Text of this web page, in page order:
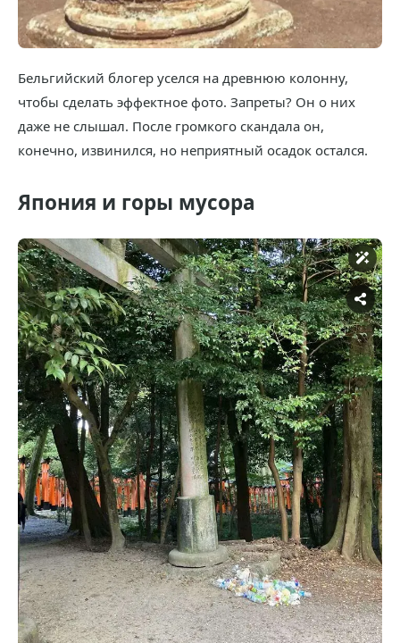
Бельгийский блогер уселся на древнюю колонну,
чтобы сделать эффектное фото. Запреты? Он о них
даже не слышал. После громкого скандала он,
конечно, извинился, но неприятный осадок остался.
Япония и горы мусора